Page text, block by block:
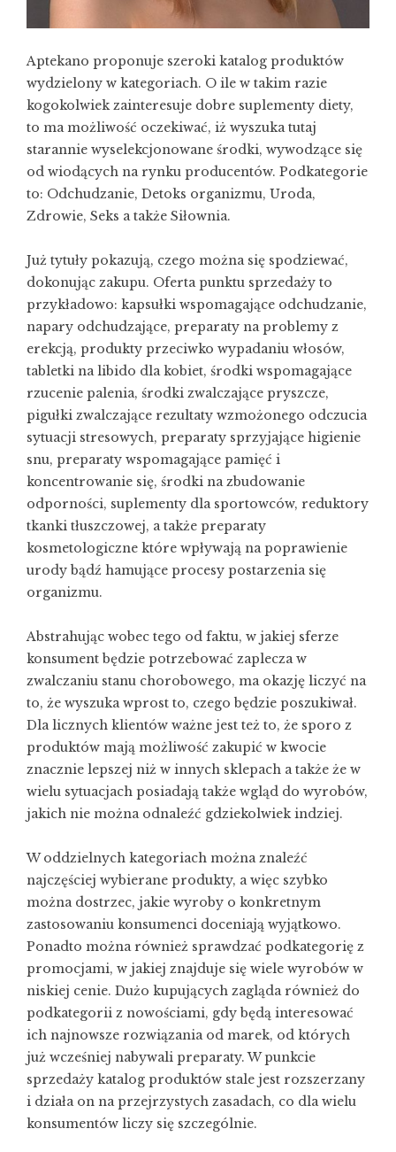
Aptekano proponuje szeroki katalog produktów
wydzielony w kategoriach. O ile w takim razie
kogokolwiek zainteresuje dobre suplementy diety,
to ma możliwość oczekiwać, iż wyszuka tutaj
starannie wyselekcjonowane środki, wywodzące się
od wiodących na rynku producentów. Podkategorie
to: Odchudzanie, Detoks organizmu, Uroda,
Zdrowie, Seks a także Siłownia.
Już tytuły pokazują, czego można się spodziewać,
dokonując zakupu. Oferta punktu sprzedaży to
przykładowo: kapsułki wspomagające odchudzanie,
napary odchudzające, preparaty na problemy z
erekcją, produkty przeciwko wypadaniu włosów,
tabletki na libido dla kobiet, środki wspomagające
rzucenie palenia, środki zwalczające pryszcze,
pigułki zwalczające rezultaty wzmożonego odczucia
sytuacji stresowych, preparaty sprzyjające higienie
snu, preparaty wspomagające pamięć i
koncentrowanie się, środki na zbudowanie
odporności, suplementy dla sportowców, reduktory
tkanki tłuszczowej, a także preparaty
kosmetologiczne które wpływają na poprawienie
urody bądź hamujące procesy postarzenia się
organizmu.
Abstrahując wobec tego od faktu, w jakiej sferze
konsument będzie potrzebować zaplecza w
zwalczaniu stanu chorobowego, ma okazję liczyć na
to, że wyszuka wprost to, czego będzie poszukiwał.
Dla licznych klientów ważne jest też to, że sporo z
produktów mają możliwość zakupić w kwocie
znacznie lepszej niż w innych sklepach a także że w
wielu sytuacjach posiadają także wgląd do wyrobów,
jakich nie można odnaleźć gdziekolwiek indziej.
W oddzielnych kategoriach można znaleźć
najczęściej wybierane produkty, a więc szybko
można dostrzec, jakie wyroby o konkretnym
zastosowaniu konsumenci doceniają wyjątkowo.
Ponadto można również sprawdzać podkategorię z
promocjami, w jakiej znajduje się wiele wyrobów w
niskiej cenie. Dużo kupujących zagląda również do
podkategorii z nowościami, gdy będą interesować
ich najnowsze rozwiązania od marek, od których
już wcześniej nabywali preparaty. W punkcie
sprzedaży katalog produktów stale jest rozszerzany
i działa on na przejrzystych zasadach, co dla wielu
konsumentów liczy się szczególnie.